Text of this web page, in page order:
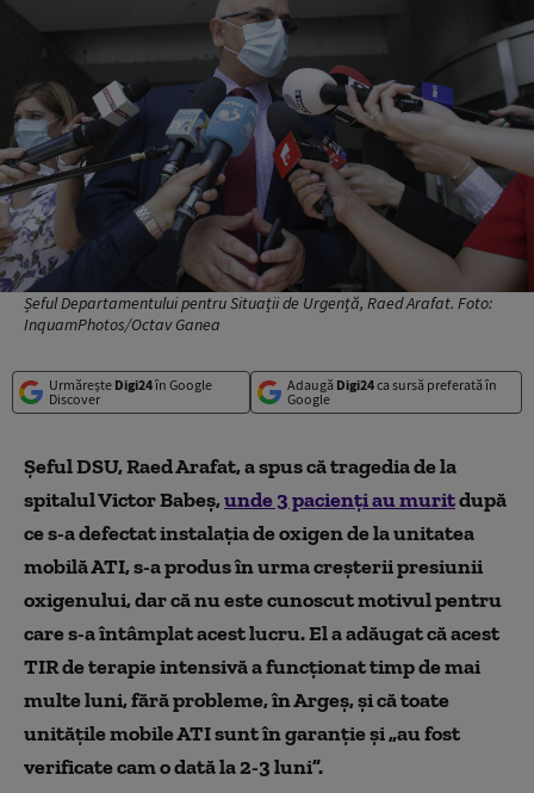
Șeful Departamentului pentru Situații de Urgență, Raed Arafat. Foto:
InquamPhotos/Octav Ganea
Urmărește Digi24în Google
Discover
Adaugă Digi24ca sursă preferată în
Google
Șeful DSU, Raed Arafat, a spus că tragedia de la
spitalul Victor Babeș,unde 3 pacienți au muritdupă
ce s-a defectat instalația de oxigen de la unitatea
mobilă ATI, s-a produs în urma creșterii presiunii
oxigenului, dar că nu este cunoscut motivul pentru
care s-a întâmplat acest lucru. El a adăugat că acest
TIR de terapie intensivă a funcționat timp de mai
multe luni, fără probleme, în Argeș, și că toate
unitățile mobile ATI sunt în garanție și „au fost
verificate cam o dată la 2-3 luni”.